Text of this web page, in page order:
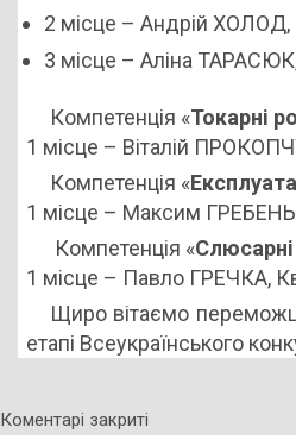
2 місце – Андрій
3 місце – Аліна
Компетенція «Токарні
1 місце – Віталій
Компетенція «
1 місце – Максим
Компетенція «
1 місце – Павло ГРЕЧКА,
Щиро вітаємо
етапі Всеукраїнського
Коментарі закриті